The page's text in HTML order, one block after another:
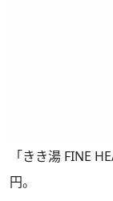
「きき湯 FINE
円。